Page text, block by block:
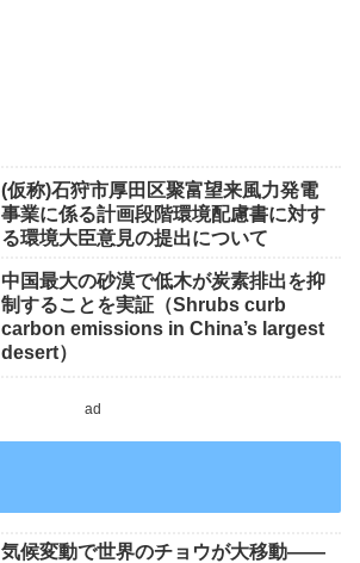
(仮称)石狩市厚田区聚富望来風力発電
事業に係る計画段階環境配慮書に対す
る環境大臣意見の提出について
中国最大の砂漠で低木が炭素排出を抑
制することを実証（Shrubs curb
carbon emissions in China’s largest
desert）
ad
気候変動で世界のチョウが大移動――